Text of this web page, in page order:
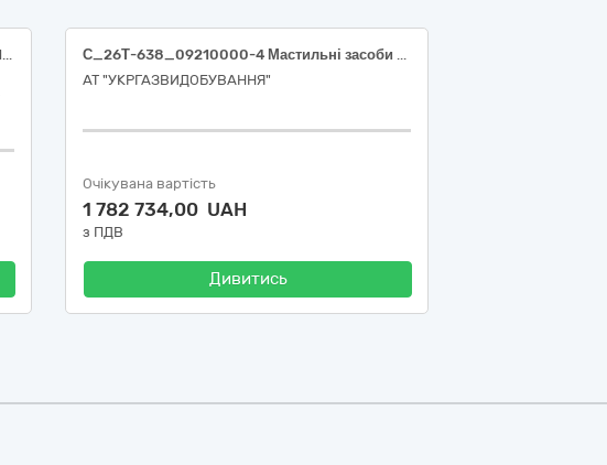
Оливи та мастильні матеріали код за ДК: 021:2015: – 09210000-4 Мастильні засоби.
С_26Т-638_09210000-4 Мастильні засоби (Олива гідравлічна HLP46 HM)
АТ "УКРГАЗВИДОБУВАННЯ"
Очікувана вартість
1 782 734,00 UAH
з ПДВ
Дивитись